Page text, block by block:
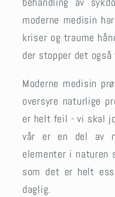
moderne medisin
kriser og traume
der stopper det
Moderne medisin
oversyre naturlige
er helt feil - vi skal
vår er en del av
elementer i naturen
som det er helt
daglig.